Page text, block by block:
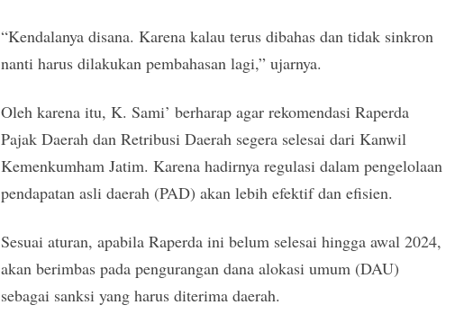
“Kendalanya disana. Karena kalau terus dibahas dan tidak sinkron
nanti harus dilakukan pembahasan lagi,” ujarnya.
Oleh karena itu, K. Sami’ berharap agar rekomendasi Raperda
Pajak Daerah dan Retribusi Daerah segera selesai dari Kanwil
Kemenkumham Jatim. Karena hadirnya regulasi dalam pengelolaan
pendapatan asli daerah (PAD) akan lebih efektif dan efisien.
Sesuai aturan, apabila Raperda ini belum selesai hingga awal 2024,
akan berimbas pada pengurangan dana alokasi umum (DAU)
sebagai sanksi yang harus diterima daerah.